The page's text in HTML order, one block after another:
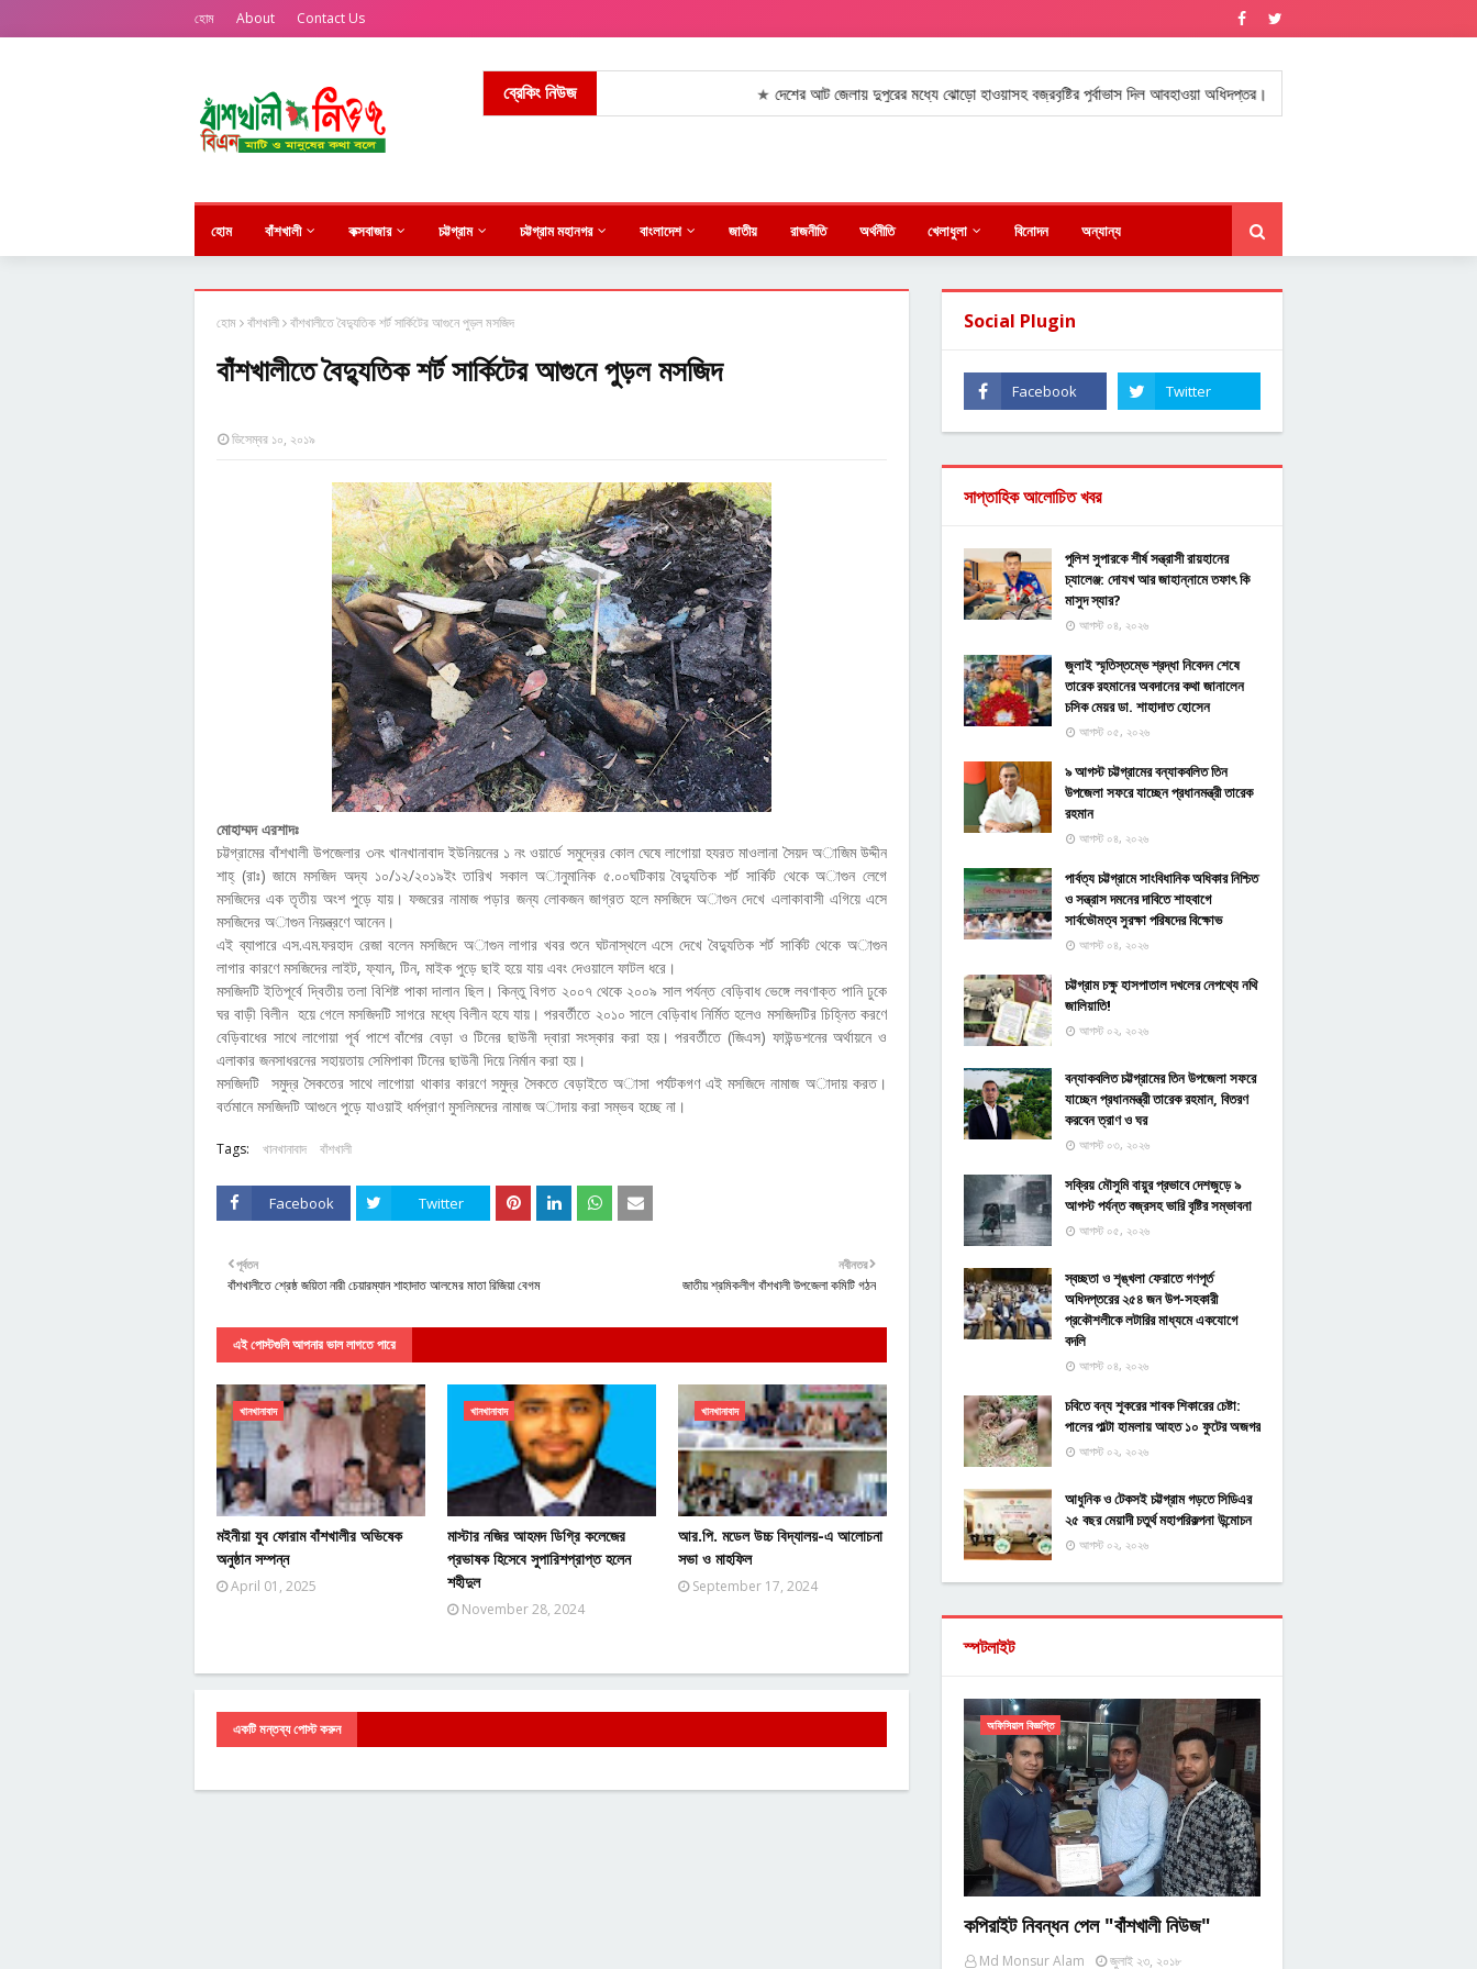
হোম About Contact Us
ব্রেকিং নিউজ দেশের আট জেলায় দুপুরের মধ্যে ঝোড়ো হাওয়াসহ বজ্রবৃষ্টির পূর্বাভাস দিল আবহাওয়া অধিদপ্তর।
হোম বাঁশখালী কক্সবাজার চট্টগ্রাম চট্টগ্রাম মহানগর বাংলাদেশ জাতীয় রাজনীতি অর্থনীতি খেলাধুলা বিনোদন অন্যান্য
হোম বাঁশখালী বাঁশখালীতে বৈদ্যুতিক শর্ট সার্কিটের আগুনে পুড়ল মসজিদ
বাঁশখালীতে বৈদ্যুতিক শর্ট সার্কিটের আগুনে পুড়ল মসজিদ
ডিসেম্বর ১০, ২০১৯
মোহাম্মদ এরশাদঃ
চট্টগ্রামের বাঁশখালী উপজেলার ৩নং খানখানাবাদ ইউনিয়নের ১ নং ওয়ার্ডে সমুদ্রের কোল ঘেষে লাগোয়া হযরত মাওলানা সৈয়দ অাজিম উদ্দীন
শাহ্ (রাঃ) জামে মসজিদ অদ্য ১০/১২/২০১৯ইং তারিখ সকাল অানুমানিক ৫.০০ঘটিকায় বৈদ্যুতিক শর্ট সার্কিট থেকে অাগুন লেগে
মসজিদের এক তৃতীয় অংশ পুড়ে যায়। ফজরের নামাজ পড়ার জন্য লোকজন জাগ্রত হলে মসজিদে অাগুন দেখে এলাকাবাসী এগিয়ে এসে
মসজিদের অাগুন নিয়ন্ত্রণে আনেন।
এই ব্যাপারে এস.এম.ফরহাদ রেজা বলেন মসজিদে অাগুন লাগার খবর শুনে ঘটনাস্থলে এসে দেখে বৈদ্যুতিক শর্ট সার্কিট থেকে অাগুন
লাগার কারণে মসজিদের লাইট, ফ্যান, টিন, মাইক পুড়ে ছাই হয়ে যায় এবং দেওয়ালে ফাটল ধরে।
মসজিদটি ইতিপূর্বে দ্বিতীয় তলা বিশিষ্ট পাকা দালান ছিল। কিন্তু বিগত ২০০৭ থেকে ২০০৯ সাল পর্যন্ত বেড়িবাধ ভেঙ্গে লবণাক্ত পানি ঢুকে
ঘর বাড়ী বিলীন হয়ে গেলে মসজিদটি সাগরে মধ্যে বিলীন হযে যায়। পরবর্তীতে ২০১০ সালে বেড়িবাধ নির্মিত হলেও মসজিদটির চিহ্নিত করণে
বেড়িবাধের সাথে লাগোয়া পূর্ব পাশে বাঁশের বেড়া ও টিনের ছাউনী দ্বারা সংস্কার করা হয়। পরবর্তীতে (জিএস) ফাউন্ডশনের অর্থায়নে ও
এলাকার জনসাধরনের সহায়তায় সেমিপাকা টিনের ছাউনী দিয়ে নির্মান করা হয়।
মসজিদটি সমুদ্র সৈকতের সাথে লাগোয়া থাকার কারণে সমুদ্র সৈকতে বেড়াইতে অাসা পর্যটকগণ এই মসজিদে নামাজ অাদায় করত।
বর্তমানে মসজিদটি আগুনে পুড়ে যাওয়াই ধর্মপ্রাণ মুসলিমদের নামাজ অাদায় করা সম্ভব হচ্ছে না।
Tags: খানখানাবাদ বাঁশখালী
Facebook Twitter
নবীনতর
জাতীয় শ্রমিকলীগ বাঁশখালী উপজেলা কমিটি গঠন
পূর্বতন
বাঁশখালীতে শ্রেষ্ঠ জয়িতা নারী চেয়ারম্যান শাহাদাত আলমের মাতা রিজিয়া বেগম
এই পোস্টগুলি আপনার ভাল লাগতে পারে
খানখানাবাদ
মইনীয়া যুব ফোরাম বাঁশখালীর অভিষেক
অনুষ্ঠান সম্পন্ন
April 01, 2025
খানখানাবাদ
মাস্টার নজির আহমদ ডিগ্রি কলেজের
প্রভাষক হিসেবে সুপারিশপ্রাপ্ত হলেন
শহীদুল
November 28, 2024
খানখানাবাদ
আর.পি. মডেল উচ্চ বিদ্যালয়-এ আলোচনা
সভা ও মাহফিল
September 17, 2024
একটি মন্তব্য পোস্ট করুন
Social Plugin
সাপ্তাহিক আলোচিত খবর
পুলিশ সুপারকে শীর্ষ সন্ত্রাসী রায়হানের
চ্যালেঞ্জ: দোযখ আর জাহান্নামে তফাৎ কি
মাসুদ স্যার?
আগস্ট ০৪, ২০২৬
জুলাই স্মৃতিস্তম্ভে শ্রদ্ধা নিবেদন শেষে
তারেক রহমানের অবদানের কথা জানালেন
চসিক মেয়র ডা. শাহাদাত হোসেন
আগস্ট ০৫, ২০২৬
৯ আগস্ট চট্টগ্রামের বন্যাকবলিত তিন
উপজেলা সফরে যাচ্ছেন প্রধানমন্ত্রী তারেক
রহমান
আগস্ট ০৪, ২০২৬
পার্বত্য চট্টগ্রামে সাংবিধানিক অধিকার নিশ্চিত
ও সন্ত্রাস দমনের দাবিতে শাহবাগে
সার্বভৌমত্ব সুরক্ষা পরিষদের বিক্ষোভ
আগস্ট ০৪, ২০২৬
চট্টগ্রাম চক্ষু হাসপাতাল দখলের নেপথ্যে নথি
জালিয়াতি!
আগস্ট ০২, ২০২৬
বন্যাকবলিত চট্টগ্রামের তিন উপজেলা সফরে
যাচ্ছেন প্রধানমন্ত্রী তারেক রহমান, বিতরণ
করবেন ত্রাণ ও ঘর
আগস্ট ০৩, ২০২৬
সক্রিয় মৌসুমি বায়ুর প্রভাবে দেশজুড়ে ৯
আগস্ট পর্যন্ত বজ্রসহ ভারি বৃষ্টির সম্ভাবনা
আগস্ট ০৫, ২০২৬
স্বচ্ছতা ও শৃঙ্খলা ফেরাতে গণপূর্ত
অধিদপ্তরের ২৫৪ জন উপ-সহকারী
প্রকৌশলীকে লটারির মাধ্যমে একযোগে
বদলি
আগস্ট ০৪, ২০২৬
চবিতে বন্য শূকরের শাবক শিকারের চেষ্টা:
পালের পাল্টা হামলায় আহত ১০ ফুটের অজগর
আগস্ট ০২, ২০২৬
আধুনিক ও টেকসই চট্টগ্রাম গড়তে সিডিএর
২৫ বছর মেয়াদী চতুর্থ মহাপরিকল্পনা উন্মোচন
আগস্ট ০২, ২০২৬
স্পটলাইট
অফিসিয়াল বিজ্ঞপ্তি
কপিরাইট নিবন্ধন পেল "বাঁশখালী নিউজ"
Md Monsur Alam
জুলাই ২৩, ২০১৮